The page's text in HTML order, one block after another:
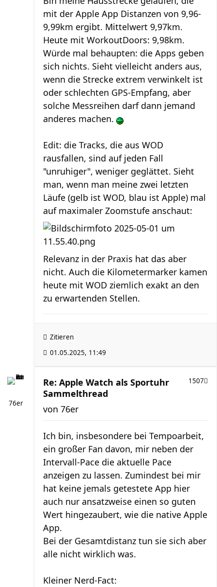
mit der Apple App Distanzen von 9,96-
9,99km ergibt. Mittelwert 9,97km.
Heute mit WorkoutDoors: 9,98km.
Würde mal behaupten: die Apps geben
sich nichts. Sieht vielleicht anders aus,
wenn die Strecke extrem verwinkelt ist
oder schlechten GPS-Empfang, aber
solche Messreihen darf dann jemand
anderes machen.
Edit: die Tracks, die aus WOD
rausfallen, sind auf jeden Fall
"unruhiger", weniger geglättet. Sieht
man, wenn man meine zwei letzten
Läufe (gelb ist WOD, blau ist Apple) mal
auf maximaler Zoomstufe anschaut:
Relevanz in der Praxis hat das aber
nicht. Auch die Kilometermarker kamen
heute mit WOD ziemlich exakt an den
zu erwartenden Stellen.
Zitieren
01.05.2025, 11:49
76er
Re: Apple Watch als Sportuhr
Sammelthread
1507
von 76er
Ich bin, insbesondere bei Tempoarbeit,
ein großer Fan davon, mir neben der
Intervall-Pace die aktuelle Pace
anzeigen zu lassen. Zumindest bei mir
hat keine jemals getestete App hier
auch nur ansatzweise einen so guten
Wert hingezaubert, wie die native Apple
App.
Bei der Gesamtdistanz tun sie sich aber
alle nicht wirklich was.
Kleiner Nerd-Fact: